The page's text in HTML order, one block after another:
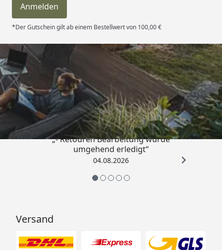
Anmelden
*Der Gutschein gilt ab einem Bestellwert von 100,00 €
Trusted Shops
4,81/ 5
„- Retouren Bearbeitung wurde
umgehend erledigt“
04.08.2026
Versand